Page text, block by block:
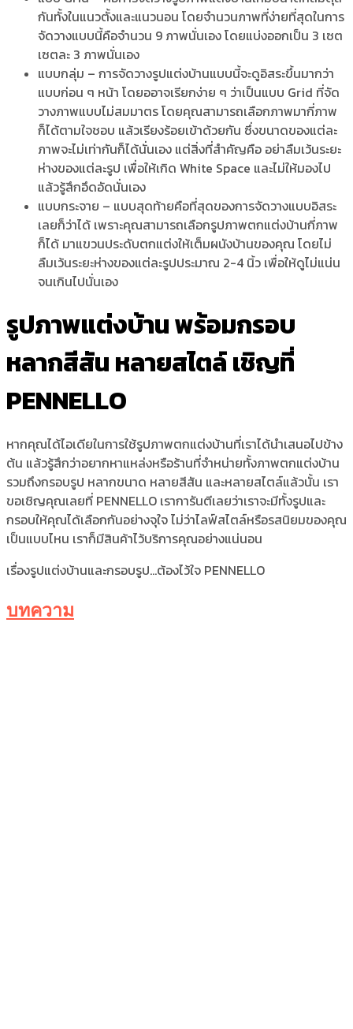
กันทั้งในแนวตั้งและแนวนอน โดยจำนวนภาพที่ง่ายที่สุดในการ
จัดวางแบบนี้คือจำนวน 9 ภาพนั่นเอง โดยแบ่งออกเป็น 3 เซต
เซตละ 3 ภาพนั่นเอง
แบบกลุ่ม – การจัดวางรูปแต่งบ้านแบบนี้จะดูอิสระขึ้นมากว่า
แบบก่อน ๆ หน้า โดยออาจเรียกง่าย ๆ ว่าเป็นแบบ Grid ที่จัด
วางภาพแบบไม่สมมาตร โดยคุณสามารถเลือกภาพมากี่ภาพ
ก็ได้ตามใจชอบ แล้วเรียงร้อยเข้าด้วยกัน ซึ่งขนาดของแต่ละ
ภาพจะไม่เท่ากันก็ได้นั่นเอง แต่สิ่งที่สำคัญคือ อย่าลืมเว้นระยะ
ห่างของแต่ละรูป เพื่อให้เกิด White Space และไม่ให้มองไป
แล้วรู้สึกอึดอัดนั่นเอง
แบบกระจาย – แบบสุดท้ายคือที่สุดของการจัดวางแบบอิสระ
เลยก็ว่าได้ เพราะคุณสามารถเลือกรูปภาพตกแต่งบ้านกี่ภาพ
ก็ได้ มาแขวนประดับตกแต่งให้เต็มผนังบ้านของคุณ โดยไม่
ลืมเว้นระยะห่างของแต่ละรูปประมาณ 2-4 นิ้ว เพื่อให้ดูไม่แน่น
จนเกินไปนั่นเอง
รูปภาพแต่งบ้าน พร้อมกรอบ
หลากสีสัน หลายสไตล์ เชิญที่
PENNELLO
หากคุณได้ไอเดียในการใช้รูปภาพตกแต่งบ้านที่เราได้นำเสนอไปข้าง
ต้น แล้วรู้สึกว่าอยากหาแหล่งหรือร้านที่จำหน่ายทั้งภาพตกแต่งบ้าน
รวมถึงกรอบรูป หลากขนาด หลายสีสัน และหลายสไตล์แล้วนั้น เรา
ขอเชิญคุณเลยที่ PENNELLO เราการันตีเลยว่าเราจะมีทั้งรูปและ
กรอบให้คุณได้เลือกกันอย่างจุใจ ไม่ว่าไลฟ์สไตล์หรือรสนิยมของคุณ
เป็นแบบไหน เราก็มีสินค้าไว้บริการคุณอย่างแน่นอน
เรื่องรูปแต่งบ้านและกรอบรูป…ต้องไว้ใจ PENNELLO
บทความ